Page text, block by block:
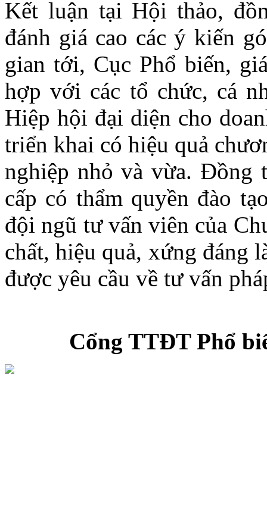
Kết luận tại Hội thảo,
đánh giá cao các ý kiến
gian tới, Cục Phổ biến,
hợp với các tổ chức, cá
Hiệp hội đại diện cho
triển khai có hiệu quả
nghiệp nhỏ và vừa. Đồng
cấp có thẩm quyền đào
đội ngũ tư vấn viên của
chất, hiệu quả, xứng đáng
được yêu cầu về tư vấn
Cổng TTĐT Phổ